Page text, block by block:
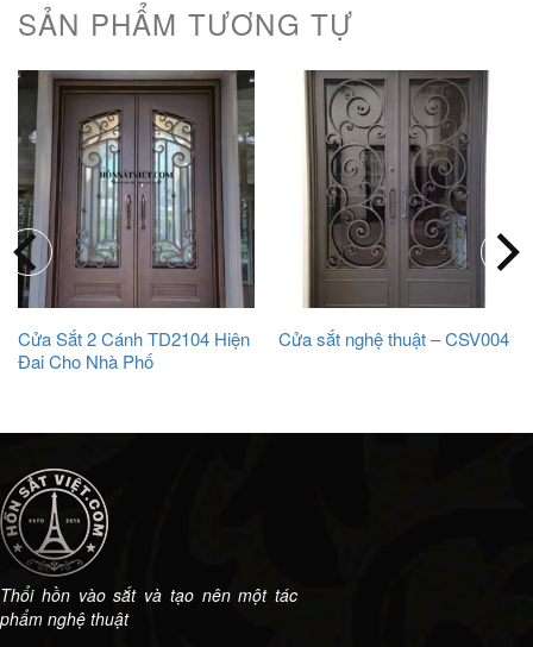
SẢN PHẨM TƯƠNG TỰ
Cửa Sắt 2 Cánh TD2104 Hiện
Đai Cho Nhà Phố
Cửa sắt nghệ thuật – CSV004
Thổi hồn vào sắt và tạo nên một tác
phẩm nghệ thuật